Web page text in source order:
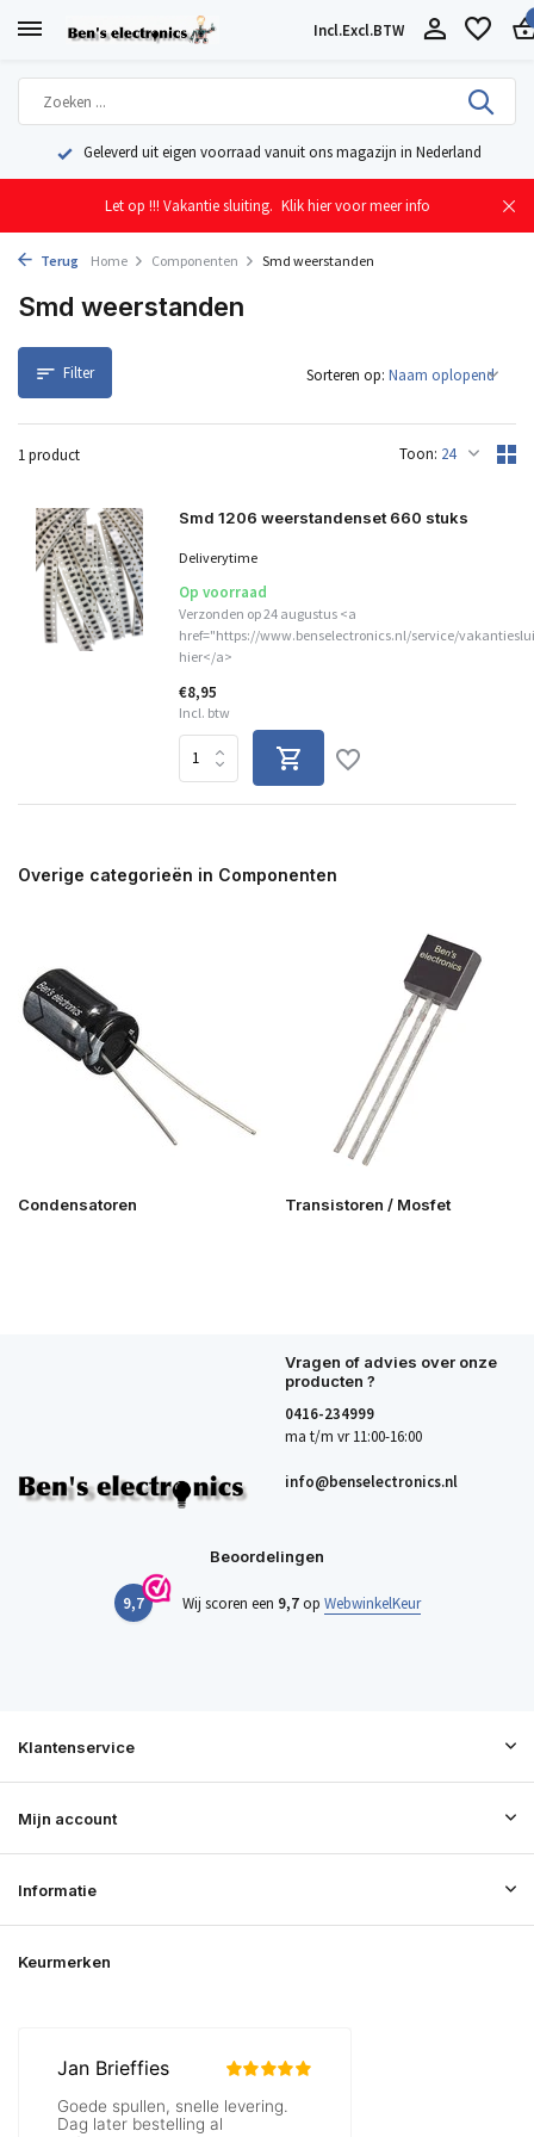
Incl.Excl.BTW
Geleverd uit eigen voorraad vanuit ons magazijn in Nederland
Let op !!! Vakantie sluiting. Klik hier voor meer info
Terug Home Componenten Smd weerstanden
Smd weerstanden
Filter
1 product Toon:
Sorteren op:
Smd 1206 weerstandenset 660 stuks
Deliverytime
Op voorraad
Verzonden op 24 augustus <a
href="https://www.benselectronics.nl/service/
hier</a>
€8,95
Incl. btw
Overige categorieën in Componenten
Condensatoren Transistoren / Mosfet
Vragen of advies over onze
producten ?
0416-234999
ma t/m vr 11:00-16:00
info@benselectronics.nl
Beoordelingen
9,7 Wij scoren een 9,7op WebwinkelKeur
Klantenservice
Mijn account
Informatie
Keurmerken